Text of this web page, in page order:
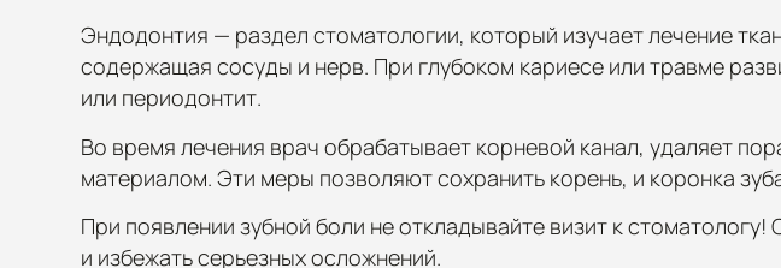
Эндодонтия — раздел стоматологии, который изучает лечение
содержащая сосуды и нерв. При глубоком кариесе или травме
или периодонтит.
Во время лечения врач обрабатывает корневой канал, удаляет
материалом. Эти меры позволяют сохранить корень, и коронка
При появлении зубной боли не откладывайте визит к
и избежать серьезных осложнений.